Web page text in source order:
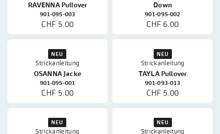
NEU
Strickanleitung
JAYLA Weste
CHF 5.00
NEU
Strickanleitung
ULIA Jacke gehäkelt
CHF 6.00